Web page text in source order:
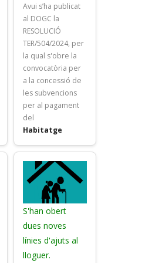
Avui s’ha publicat
al DOGC la
RESOLUCIÓ
TER/504/2024, per
la qual s'obre la
convocatòria per
a la concessió de
les subvencions
per al pagament
del
Habitatge
S'han obert
dues noves
línies d'ajuts al
lloguer.